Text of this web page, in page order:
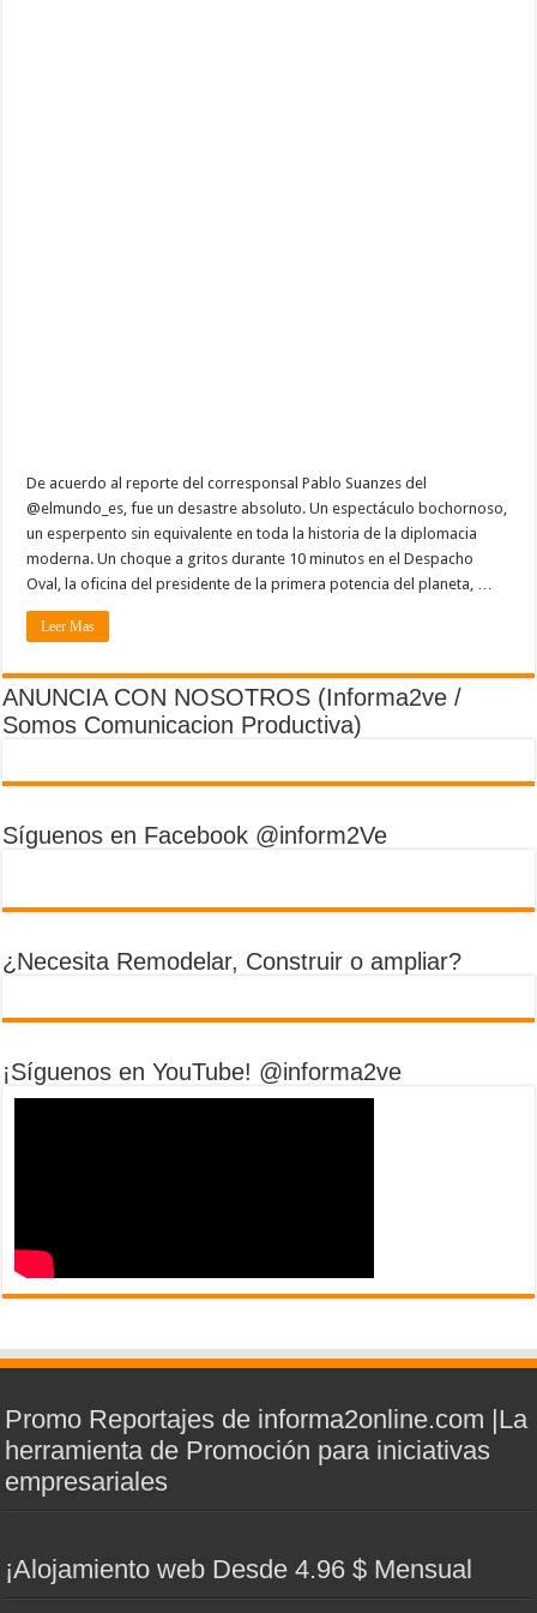
De acuerdo al reporte del corresponsal Pablo Suanzes del
@elmundo_es, fue un desastre absoluto. Un espectáculo bochornoso,
un esperpento sin equivalente en toda la historia de la diplomacia
moderna. Un choque a gritos durante 10 minutos en el Despacho
Oval, la oficina del presidente de la primera potencia del planeta, …
Leer Mas
ANUNCIA CON NOSOTROS (Informa2ve /
Somos Comunicacion Productiva)
Síguenos en Facebook @inform2Ve
¿Necesita Remodelar, Construir o ampliar?
¡Síguenos en YouTube! @informa2ve
Promo Reportajes de informa2online.com |La
herramienta de Promoción para iniciativas
empresariales
¡Alojamiento web Desde 4.96 $ Mensual